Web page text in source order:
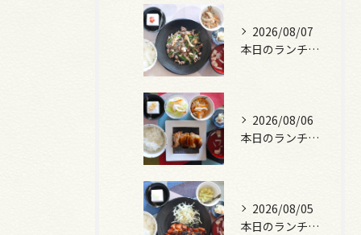
2026/08/07
本日のランチは、黒毛和牛のチャプチェ！
2026/08/06
本日のランチは、照焼きチキン！
2026/08/05
本日のランチは、ロース豚カツ梅はさみ！